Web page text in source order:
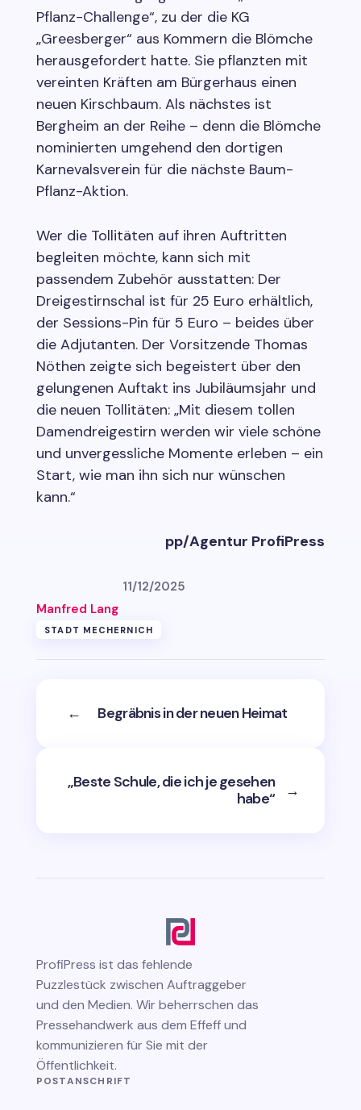
Pflanz-Challenge“, zu der die KG
„Greesberger“ aus Kommern die Blömche
herausgefordert hatte. Sie pflanzten mit
vereinten Kräften am Bürgerhaus einen
neuen Kirschbaum. Als nächstes ist
Bergheim an der Reihe – denn die Blömche
nominierten umgehend den dortigen
Karnevalsverein für die nächste Baum-
Pflanz-Aktion.
Wer die Tollitäten auf ihren Auftritten
begleiten möchte, kann sich mit
passendem Zubehör ausstatten: Der
Dreigestirnschal ist für 25 Euro erhältlich,
der Sessions-Pin für 5 Euro – beides über
die Adjutanten. Der Vorsitzende Thomas
Nöthen zeigte sich begeistert über den
gelungenen Auftakt ins Jubiläumsjahr und
die neuen Tollitäten: „Mit diesem tollen
Damendreigestirn werden wir viele schöne
und unvergessliche Momente erleben – ein
Start, wie man ihn sich nur wünschen
kann.“
pp/Agentur ProfiPress
Manfred Lang
11/12/2025
STADT MECHERNICH
← Begräbnis in der neuen Heimat
„Beste Schule, die ich je gesehen
habe“
→
ProfiPress ist das fehlende
Puzzlestück zwischen Auftraggeber
und den Medien. Wir beherrschen das
Pressehandwerk aus dem Effeff und
kommunizieren für Sie mit der
Öffentlichkeit.
POSTANSCHRIFT